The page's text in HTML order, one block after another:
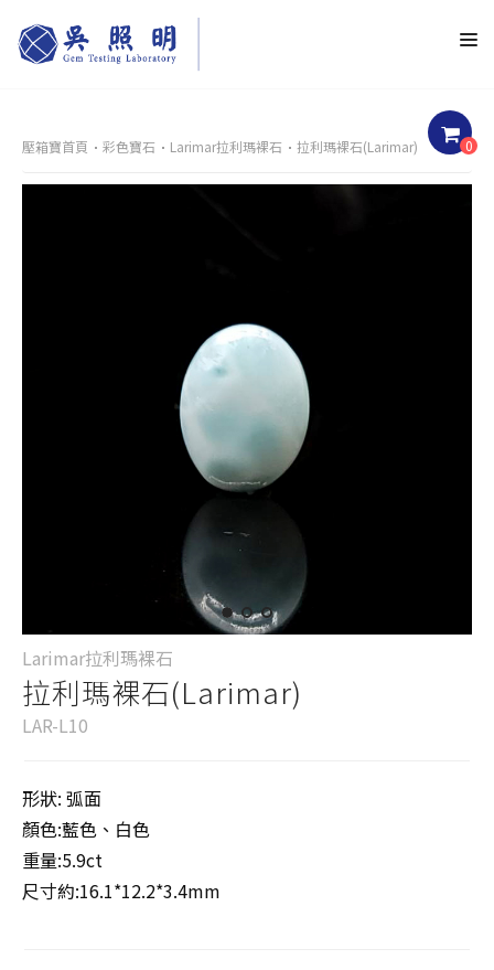
0
壓箱寶首頁 彩色寶石 Larimar拉利瑪裸石 拉利瑪裸石(Larimar)
Larimar拉利瑪裸石
拉利瑪裸石(Larimar)
LAR-L10
形狀: 弧面
顏色:藍色、白色
重量:5.9ct
尺寸約:16.1*12.2*3.4mm